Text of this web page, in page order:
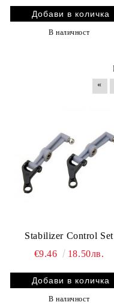
В наличност
«
Stabilizer Control Set
€9.46
18.50лв.
В наличност